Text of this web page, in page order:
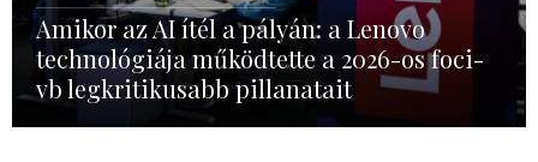
Amikor az AI ítél a pályán: a Lenovo
technológiája működtette a 2026-os foci-
vb legkritikusabb pillanatait